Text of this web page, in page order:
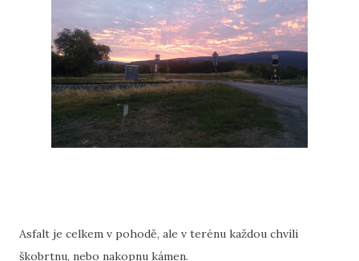
Asfalt je celkem v pohodě, ale v terénu každou chvíli
škobrtnu, nebo nakopnu kámen.